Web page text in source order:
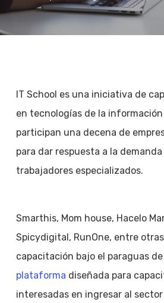
IT School es una iniciativa de
en tecnologías de la
participan una decena de
para dar respuesta a la
trabajadores especializados.
Smarthis, Mom house, Hacelo
Spicydigital, RunOne, entre
capacitación bajo el paraguas
plataforma diseñada para
interesadas en ingresar al sector